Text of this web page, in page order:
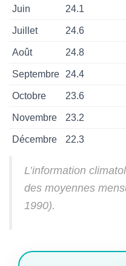
Juin 24.1
Juillet 24.6
Août 24.8
Septembre 24.4
Octobre 23.6
Novembre 23.2
Décembre 22.3
L’information
des moyennes
1990).